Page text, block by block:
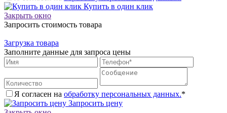
Купить в один клик
Закрыть окно
Запросить стоимость товара
Загрузка товара
Заполните данные для запроса цены
Я согласен на обработку персональных данных.*
Запросить цену